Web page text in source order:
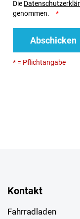
Die
genommen.
Abschicken
* = Pflichtangabe
Kontakt
Fahrradladen